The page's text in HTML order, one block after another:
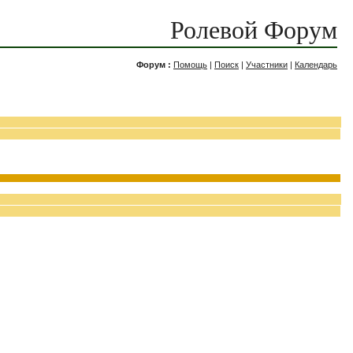
Ролевой Форум
Форум : Помощь | Поиск | Участники | Календарь